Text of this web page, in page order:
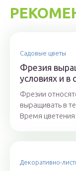
Садовые цветы
Фрезия
условиях и в
Фрезии
выращивать в
Время
Декоративно-